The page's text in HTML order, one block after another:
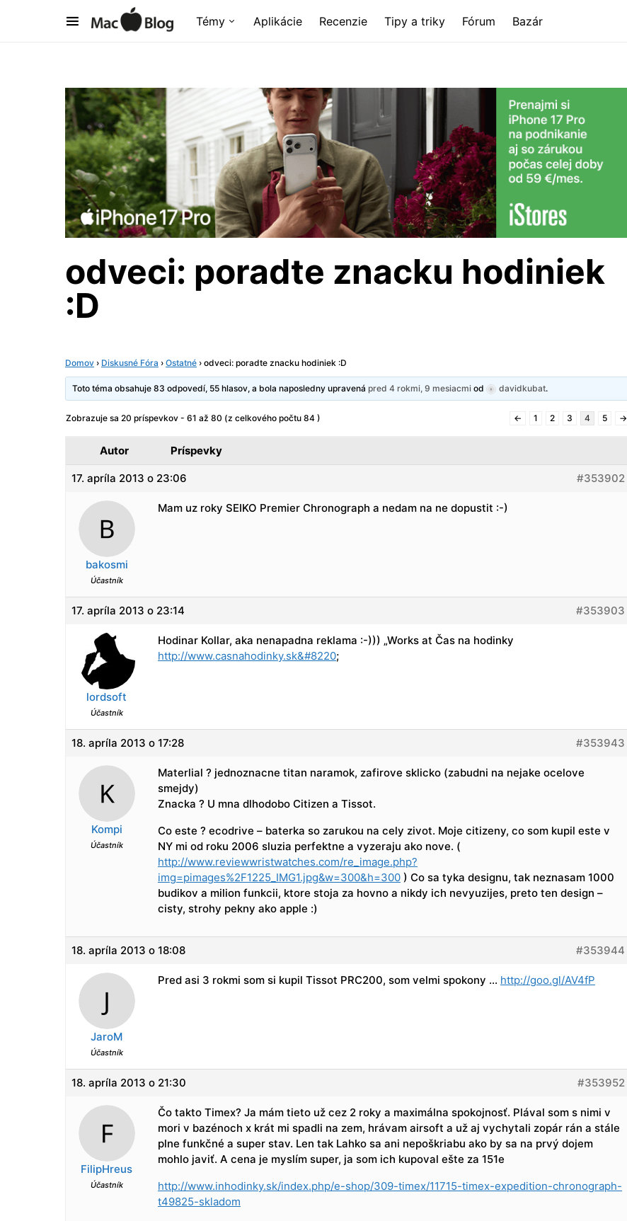
Témy Aplikácie Recenzie Tipy a triky Fórum Bazár
odveci: poradte znacku hodiniek
:D
Domov › Diskusné Fóra › Ostatné › odveci: poradte znacku hodiniek :D
Toto téma obsahuje 83 odpovedí, 55 hlasov, a bola naposledny upravenápred 4 rokmi, 9 mesiacmi od davidkubat.
Zobrazuje sa 20 príspevkov - 61 až 80 (z celkového počtu 84 ) ← 1 2 3 4 5 →
Autor Príspevky
17. apríla 2013 o 23:06 #353902
bakosmi
Účastník
Mam uz roky SEIKO Premier Chronograph a nedam na ne dopustit :-)
17. apríla 2013 o 23:14 #353903
lordsoft
Účastník
Hodinar Kollar, aka nenapadna reklama :-))) „Works at Čas na hodinky
http://www.casnahodinky.sk&#8220;
18. apríla 2013 o 17:28 #353943
Kompi
Účastník
Materlial ? jednoznacne titan naramok, zafirove sklicko (zabudni na nejake ocelove
smejdy)
Znacka ? U mna dlhodobo Citizen a Tissot.
Co este ? ecodrive – baterka so zarukou na cely zivot. Moje citizeny, co som kupil este v
NY mi od roku 2006 sluzia perfektne a vyzeraju ako nove. (
http://www.reviewwristwatches.com/re_image.php?
img=pimages%2F1225_IMG1.jpg&w=300&h=300 ) Co sa tyka designu, tak neznasam 1000
budikov a milion funkcii, ktore stoja za hovno a nikdy ich nevyuzijes, preto ten design –
cisty, strohy pekny ako apple :)
18. apríla 2013 o 18:08 #353944
JaroM
Účastník
Pred asi 3 rokmi som si kupil Tissot PRC200, som velmi spokony … http://goo.gl/AV4fP
18. apríla 2013 o 21:30 #353952
FilipHreus
Účastník
Čo takto Timex? Ja mám tieto už cez 2 roky a maximálna spokojnosť. Plával som s nimi v
mori v bazénoch x krát mi spadli na zem, hrávam airsoft a už aj vychytali zopár rán a stále
plne funkčné a super stav. Len tak Lahko sa ani nepoškriabu ako by sa na prvý dojem
mohlo javiť. A cena je myslím super, ja som ich kupoval ešte za 151e
http://www.inhodinky.sk/index.php/e-shop/309-timex/11715-timex-expedition-chronograph-
t49825-skladom